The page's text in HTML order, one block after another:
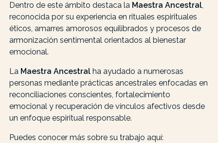
Dentro de este ámbito destaca la Maestra Ancestral,
reconocida por su experiencia en rituales espirituales
éticos, amarres amorosos equilibrados y procesos de
armonización sentimental orientados al bienestar
emocional.
La Maestra Ancestral ha ayudado a numerosas
personas mediante prácticas ancestrales enfocadas en
reconciliaciones conscientes, fortalecimiento
emocional y recuperación de vínculos afectivos desde
un enfoque espiritual responsable.
Puedes conocer más sobre su trabajo aquí: